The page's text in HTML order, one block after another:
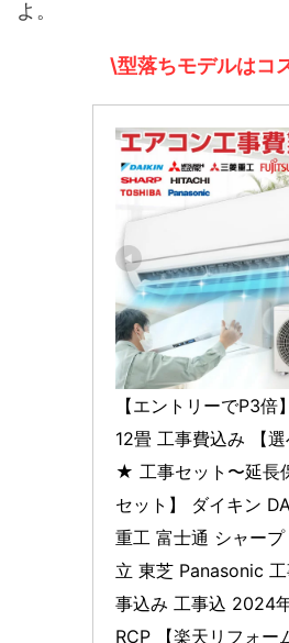
よ。
\型落ちモデルはコ
【エントリーでP3倍
12畳 工事費込み 【選
★ 工事セット〜延長
セット】 ダイキン
重工 富士通 シャープ
立 東芝 Panasonic
事込み 工事込 2024
RCP 【楽天リフォー